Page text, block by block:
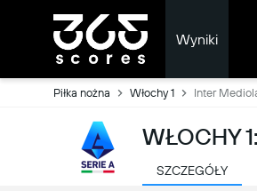
Wyniki
Piłka nożna Włochy 1 Inter
WŁOCHY
SZCZEGÓŁY